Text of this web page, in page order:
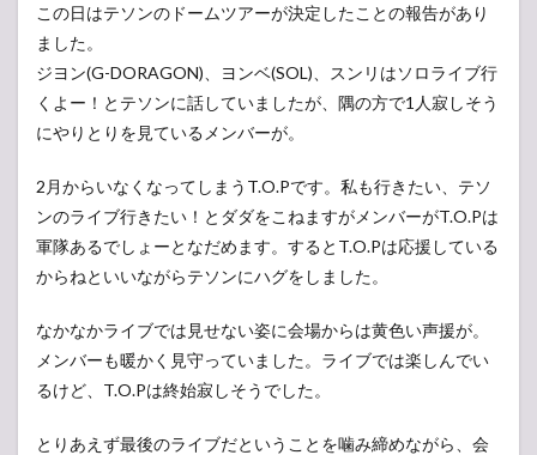
この日はテソンのドームツアーが決定したことの報告があり
ました。
ジヨン(G-DORAGON)、ヨンベ(SOL)、スンリはソロライブ行
くよー！とテソンに話していましたが、隅の方で1人寂しそう
にやりとりを見ているメンバーが。
2月からいなくなってしまうT.O.Pです。私も行きたい、テソ
ンのライブ行きたい！とダダをこねますがメンバーがT.O.Pは
軍隊あるでしょーとなだめます。するとT.O.Pは応援している
からねといいながらテソンにハグをしました。
なかなかライブでは見せない姿に会場からは黄色い声援が。
メンバーも暖かく見守っていました。ライブでは楽しんでい
るけど、T.O.Pは終始寂しそうでした。
とりあえず最後のライブだということを噛み締めながら、会